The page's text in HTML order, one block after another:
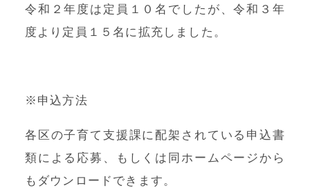
令和２年度は定員１０名でしたが、令和３年
度より定員１５名に拡充しました。
※申込方法
各区の子育て支援課に配架されている申込書
類による応募、もしくは同ホームページから
もダウンロードできます。